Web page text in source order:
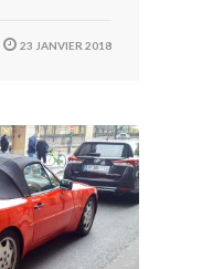
23 JANVIER 2018